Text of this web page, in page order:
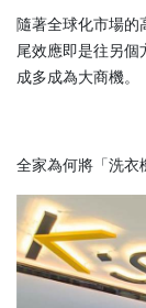
隨著全球化市場的
尾效應即是往另
成多成為大商機。
全家為何將「洗衣